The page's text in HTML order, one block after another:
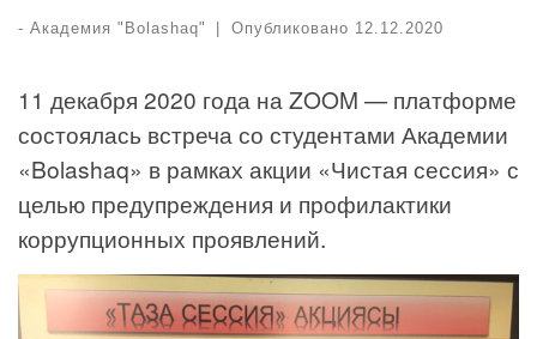
- Академия "Bolashaq" Опубликовано 12.12.2020
11 декабря 2020 года на ZOOM — платформе
состоялась встреча со студентами Академии
«Bolashaq» в рамках акции «Чистая сессия» с
целью предупреждения и профилактики
коррупционных проявлений.